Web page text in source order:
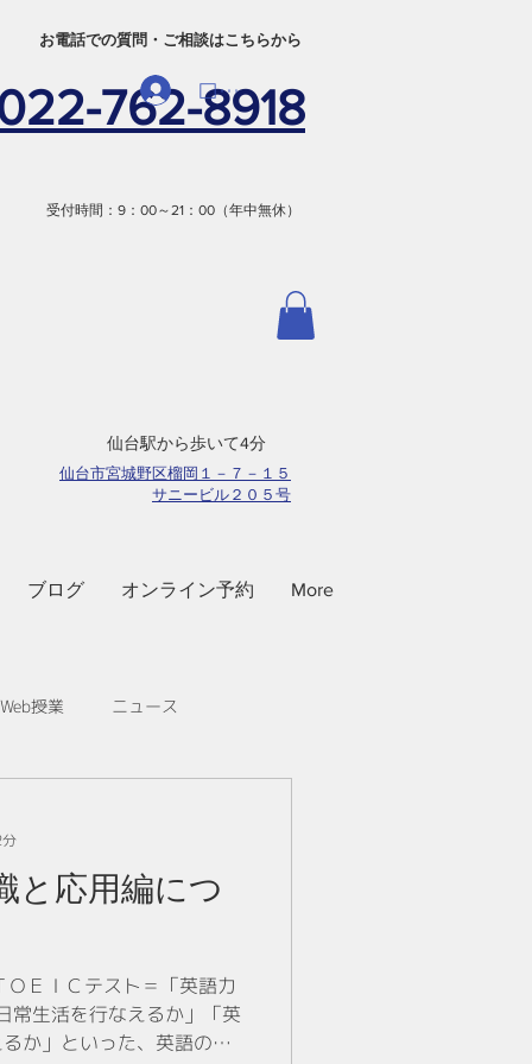
​お電話での質問・ご相談はこちらから
762-8918
ログイン
受付時間：9：00～21：00（年中無休）
​仙台駅から歩いて4分
仙台市宮城野区榴岡１－７－１５
サニービル２０５号
ブログ オンライン予約 More
Web授業 ニュース
と応用編につ
ＥＩＣテスト＝「英語力
常生活を行なえるか」「英
か」といった、英語のコ